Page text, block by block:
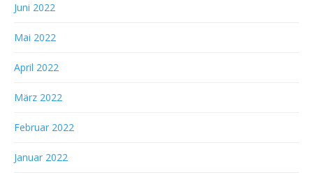
Juni 2022
Mai 2022
April 2022
März 2022
Februar 2022
Januar 2022